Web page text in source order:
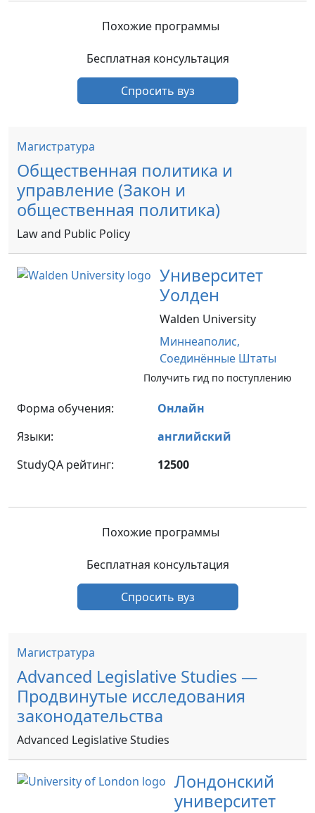
Похожие программы
Бесплатная консультация
Спросить вуз
Магистратура
Общественная политика и
управление (Закон и
общественная политика)
Law and Public Policy
Университет
Уолден
Walden University
Миннеаполис,
Соединённые Штаты
Получить гид по поступлению
Форма обучения:
Онлайн
Языки:
английский
StudyQA рейтинг:
12500
Похожие программы
Бесплатная консультация
Спросить вуз
Магистратура
Advanced Legislative Studies —
Продвинутые исследования
законодательства
Advanced Legislative Studies
Лондонский
университет